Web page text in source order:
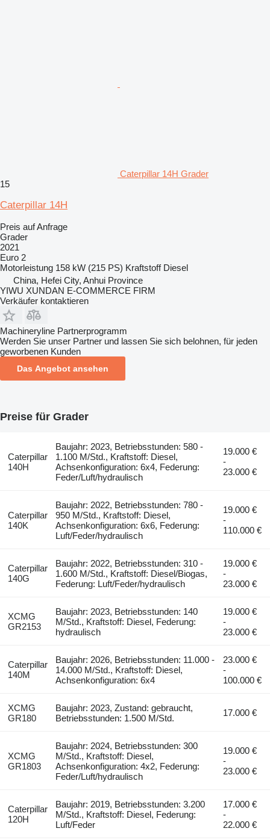
Caterpillar 14H Grader
15
Caterpillar 14H
Preis auf Anfrage
Grader
2021
Euro 2
Motorleistung 158 kW (215 PS) Kraftstoff Diesel
China, Hefei City, Anhui Province
YIWU XUNDAN E-COMMERCE FIRM
Verkäufer kontaktieren
Machineryline Partnerprogramm
Werden Sie unser Partner und lassen Sie sich belohnen, für jeden
geworbenen Kunden
Das Angebot ansehen
Preise für Grader
Caterpillar
140H
Baujahr: 2023, Betriebsstunden: 580 -
1.100 M/Std., Kraftstoff: Diesel,
Achsenkonfiguration: 6x4, Federung:
Feder/Luft/hydraulisch
19.000 €
-
23.000 €
Caterpillar
140K
Baujahr: 2022, Betriebsstunden: 780 -
950 M/Std., Kraftstoff: Diesel,
Achsenkonfiguration: 6x6, Federung:
Luft/Feder/hydraulisch
19.000 €
-
110.000 €
Caterpillar
140G
Baujahr: 2022, Betriebsstunden: 310 -
1.600 M/Std., Kraftstoff: Diesel/Biogas,
Federung: Luft/Feder/hydraulisch
19.000 €
-
23.000 €
XCMG
GR2153
Baujahr: 2023, Betriebsstunden: 140
M/Std., Kraftstoff: Diesel, Federung:
hydraulisch
19.000 €
-
23.000 €
Caterpillar
140M
Baujahr: 2026, Betriebsstunden: 11.000 -
14.000 M/Std., Kraftstoff: Diesel,
Achsenkonfiguration: 6x4
23.000 €
-
100.000 €
XCMG
GR180
Baujahr: 2023, Zustand: gebraucht,
Betriebsstunden: 1.500 M/Std.
17.000 €
XCMG
GR1803
Baujahr: 2024, Betriebsstunden: 300
M/Std., Kraftstoff: Diesel,
Achsenkonfiguration: 4x2, Federung:
Feder/Luft/hydraulisch
19.000 €
-
23.000 €
Caterpillar
120H
Baujahr: 2019, Betriebsstunden: 3.200
M/Std., Kraftstoff: Diesel, Federung:
Luft/Feder
17.000 €
-
22.000 €